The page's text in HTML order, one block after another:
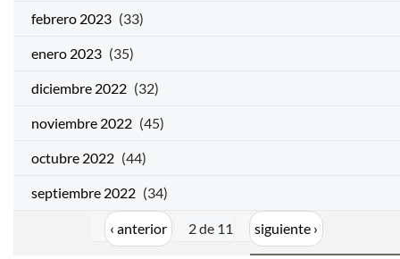
febrero 2023 (33)
enero 2023 (35)
diciembre 2022 (32)
noviembre 2022 (45)
octubre 2022 (44)
septiembre 2022 (34)
‹ anterior 2 de 11 siguiente ›